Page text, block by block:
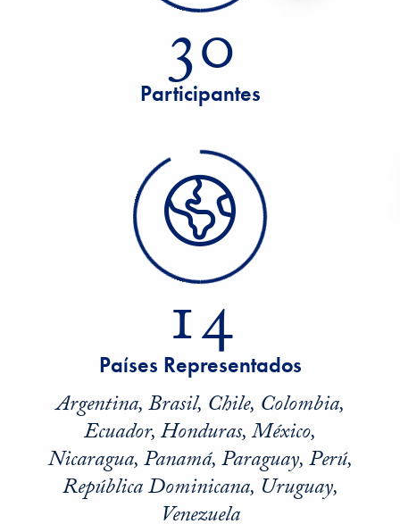
30
Participantes
14
Países Representados
Argentina, Brasil, Chile, Colombia,
Ecuador, Honduras, México,
Nicaragua, Panamá, Paraguay, Perú,
República Dominicana, Uruguay,